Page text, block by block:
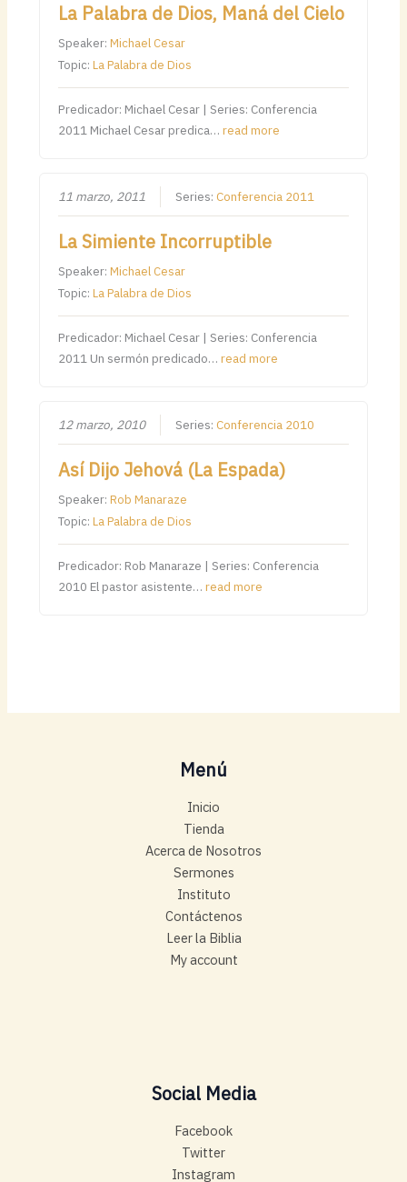
La Palabra de Dios, Maná del Cielo
Speaker:Michael Cesar
Topic:La Palabra de Dios
Predicador: Michael Cesar | Series: Conferencia
2011 Michael Cesar predica…read more
11 marzo, 2011 Series:Conferencia 2011
La Simiente Incorruptible
Speaker:Michael Cesar
Topic:La Palabra de Dios
Predicador: Michael Cesar | Series: Conferencia
2011 Un sermón predicado…read more
12 marzo, 2010 Series:Conferencia 2010
Así Dijo Jehová (La Espada)
Speaker:Rob Manaraze
Topic:La Palabra de Dios
Predicador: Rob Manaraze | Series: Conferencia
2010 El pastor asistente…read more
Menú
Inicio
Tienda
Acerca de Nosotros
Sermones
Instituto
Contáctenos
Leer la Biblia
My account
Social Media
Facebook
Twitter
Instagram